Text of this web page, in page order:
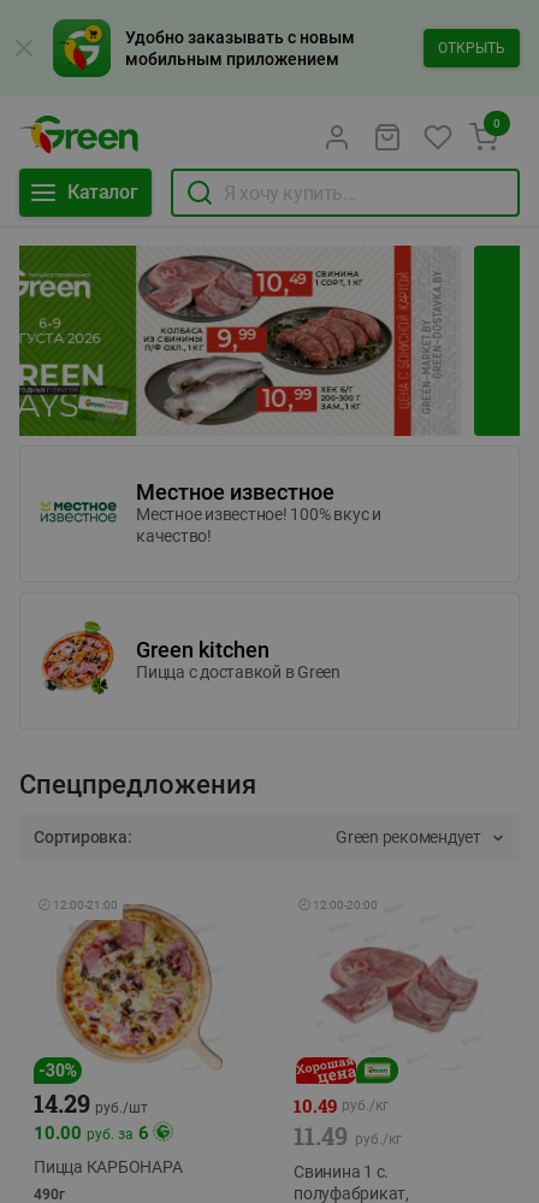
Удобно заказывать с новым
мобильным приложением
ОТКРЫТЬ
Каталог
0
Местное известное
Местное известное! 100% вкус и
качество!
Green kitchen
Пицца c доставкой в Green
Спецпредложения
Сортировка: Green рекомендует
🕘 12:00-21:00
-30%
14.29 руб./шт
10.00 руб. за 6
Пицца КАРБОНАРА
490г
🕘 12:00-20:00
10.49 руб./кг
11.49 руб./кг
Свинина 1 с.
полуфабрикат,